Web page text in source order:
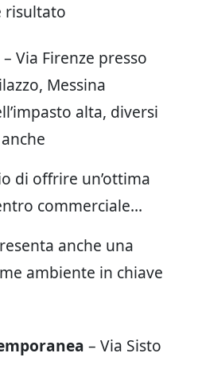
risultato
– Via Firenze presso
Messina
alta, diversi
di offrire un’ottima
commerciale…
anche una
ambiente in chiave
– Via Sisto